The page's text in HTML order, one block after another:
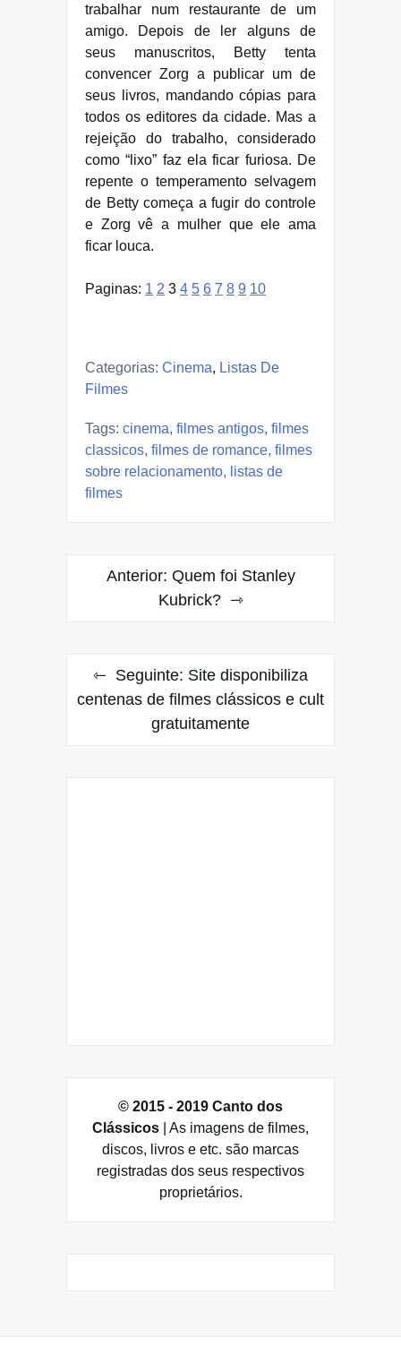
trabalhar num restaurante de um
amigo. Depois de ler alguns de
seus manuscritos, Betty tenta
convencer Zorg a publicar um de
seus livros, mandando cópias para
todos os editores da cidade. Mas a
rejeição do trabalho, considerado
como “lixo” faz ela ficar furiosa. De
repente o temperamento selvagem
de Betty começa a fugir do controle
e Zorg vê a mulher que ele ama
ficar louca.
Paginas: 1 2 3 4 5 6 7 8 9 10
Categorias: Cinema, Listas De
Filmes
Tags: cinema, filmes antigos, filmes
classicos, filmes de romance, filmes
sobre relacionamento, listas de
filmes
Navegação
Anterior: Quem foi Stanley
Kubrick?
Seguinte: Site disponibiliza
centenas de filmes clássicos e cult
gratuitamente
© 2015 - 2019 Canto dos
Clássicos | As imagens de filmes,
discos, livros e etc. são marcas
registradas dos seus respectivos
proprietários.